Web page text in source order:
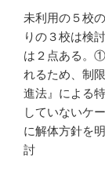
未利用の５校
りの３校は検
は２点ある。
れるため、制
進法』による
していないケ
に解体方針を
討